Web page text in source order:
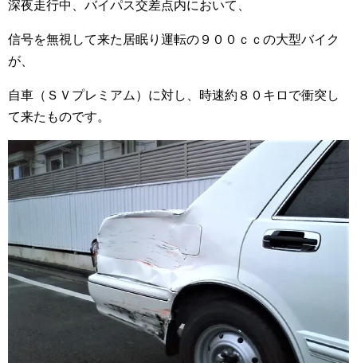
深夜走行中、バイパス交差点内において、
信号を無視して来た居眠り運転の９００ｃｃの大型バイク
が、
自車（ＳＶプレミアム）に対し、時速約８０キロで衝突し
て来たものです。